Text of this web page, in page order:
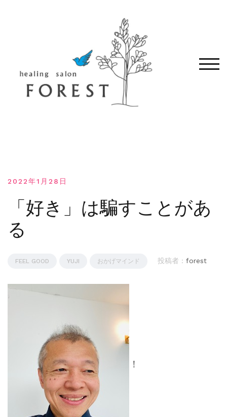
モバ
2022年1月28日
「好き」は騙すことがあ
る
FEEL GOOD YUJI おかげマインド 投稿者 : forest
！